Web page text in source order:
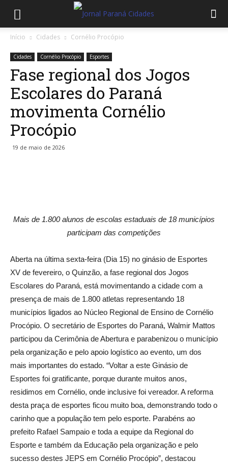
Início Cidades Cornélio Procópio
Cidades Cornélio Procópio Esportes
Fase regional dos Jogos
Escolares do Paraná
movimenta Cornélio
Procópio
19 de maio de 2026
Mais de 1.800 alunos de escolas estaduais de 18 municípios
participam das competições
Aberta na última sexta-feira (Dia 15) no ginásio de Esportes
XV de fevereiro, o Quinzão, a fase regional dos Jogos
Escolares do Paraná, está movimentando a cidade com a
presença de mais de 1.800 atletas representando 18
municípios ligados ao Núcleo Regional de Ensino de Cornélio
Procópio. O secretário de Esportes do Paraná, Walmir Mattos
participou da Cerimônia de Abertura e parabenizou o município
pela organização e pelo apoio logístico ao evento, um dos
mais importantes do estado. “Voltar a este Ginásio de
Esportes foi gratificante, porque durante muitos anos,
residimos em Cornélio, onde inclusive foi vereador. A reforma
desta praça de esportes ficou muito boa, demonstrando todo o
carinho que a população tem pelo esporte. Parabéns ao
prefeito Rafael Sampaio e toda a equipe da Regional do
Esporte e também da Educação pela organização e pelo
sucesso destes JEPS em Cornélio Procópio”, destacou